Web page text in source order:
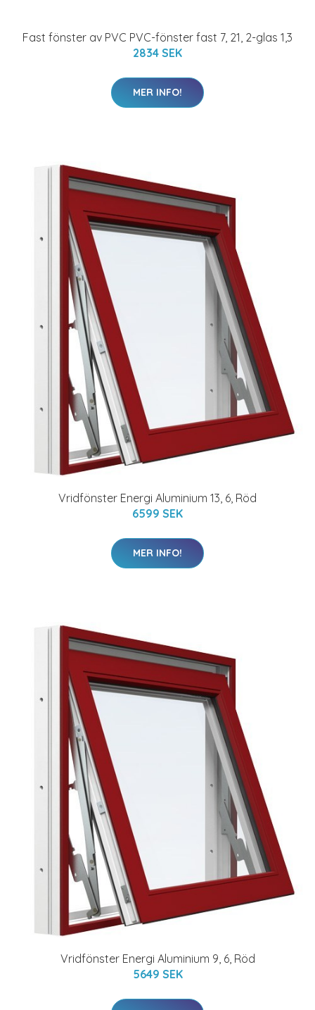
Fast fönster av PVC PVC-fönster fast 7, 21, 2-glas 1,3
2834 SEK
MER INFO!
Vridfönster Energi Aluminium 13, 6, Röd
6599 SEK
MER INFO!
Vridfönster Energi Aluminium 9, 6, Röd
5649 SEK